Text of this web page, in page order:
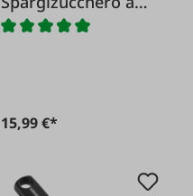
velo fine
15,99 €*